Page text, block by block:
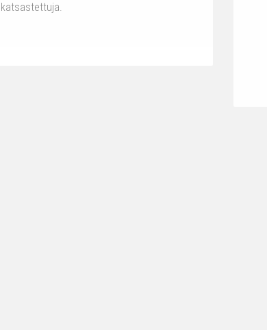
katsastettuja.